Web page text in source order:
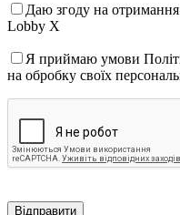
Даю згоду на
Lobby X
Я приймаю умови
на обробку своїх